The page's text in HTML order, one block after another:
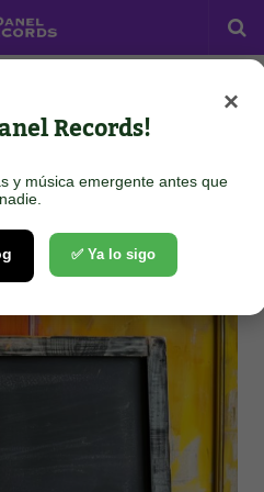
Vacío
×
Records!
y música emergente antes que
nadie.
✅ Ya lo sigo